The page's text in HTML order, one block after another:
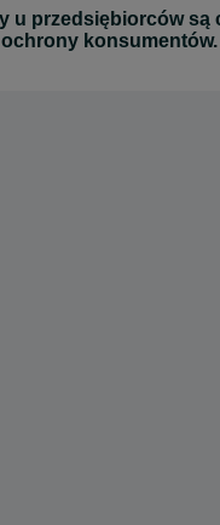
u przedsiębiorców są
konsumentów.